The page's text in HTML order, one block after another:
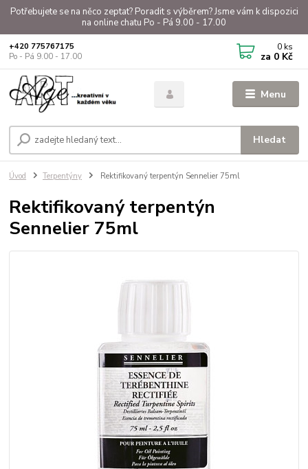
Potřebujete se na něco zeptat? Poradit s výběrem? Jsme vám k dispozici
na online chatu Po - Pá 9.00 - 17.00
Menu
Hledat
+420 775767175
Po - Pá 9.00 - 17.00
0 ks
za 0 Kč
Úvod Terpentýny Rektifikovaný terpentýn Sennelier 75ml
Rektifikovaný terpentýn
Sennelier 75ml